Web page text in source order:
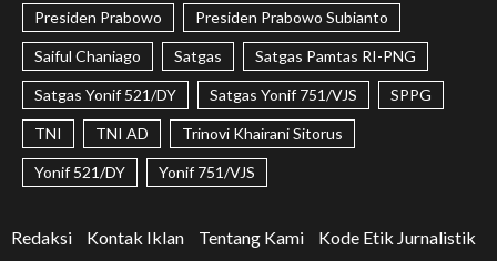
Presiden Prabowo Presiden Prabowo Subianto
Saiful Chaniago Satgas Satgas Pamtas RI-PNG
Satgas Yonif 521/DY Satgas Yonif 751/VJS SPPG
TNI TNI AD Trinovi Khairani Sitorus
Yonif 521/DY Yonif 751/VJS
Redaksi Kontak Iklan Tentang Kami
Kode Etik Jurnalistik